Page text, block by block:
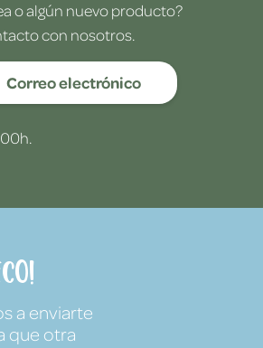
o algún nuevo producto?
con nosotros.
Correo electrónico
a enviarte
que otra